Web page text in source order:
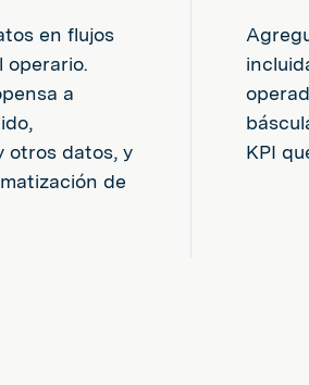
en flujos
operario.
a
otros datos, y
de
KPI